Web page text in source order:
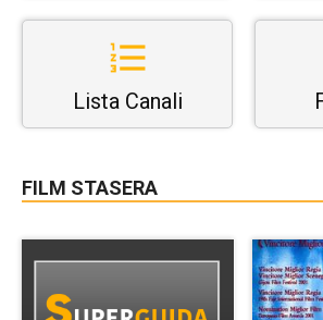
Lista Canali
FILM STASERA